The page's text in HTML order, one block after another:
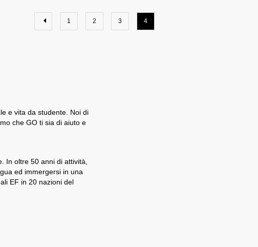
1 2 3 4
e vita da studente. Noi di
che GO ti sia di aiuto e
In oltre 50 anni di attività,
ed immergersi in una
EF in 20 nazioni del